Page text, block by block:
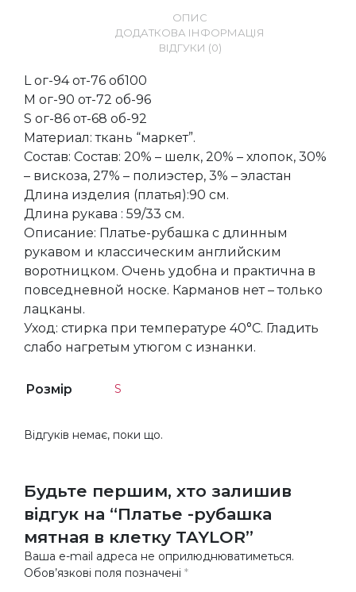
ОПИС
ДОДАТКОВА ІНФОРМАЦІЯ
ВІДГУКИ (0)
L ог-94 от-76 об100
M ог-90 от-72 об-96
S ог-86 от-68 об-92
Материал: ткань “маркет”.
Состав: Состав: 20% – шелк, 20% – хлопок, 30%
– вискоза, 27% – полиэстер, 3% – эластан
Длина изделия (платья):90 см.
Длина рукава : 59/33 см.
Описание: Платье-рубашка с длинным
рукавом и классическим английским
воротницком. Очень удобна и практична в
повседневной носке. Карманов нет – только
лацканы.
Уход: стирка при температуре 40°C. Гладить
слабо нагретым утюгом с изнанки.
Розмір S
Відгуків немає, поки що.
Будьте першим, хто залишив
відгук на “Платье -рубашка
мятная в клетку TAYLOR”
Ваша e-mail адреса не оприлюднюватиметься.
Обов’язкові поля позначені *